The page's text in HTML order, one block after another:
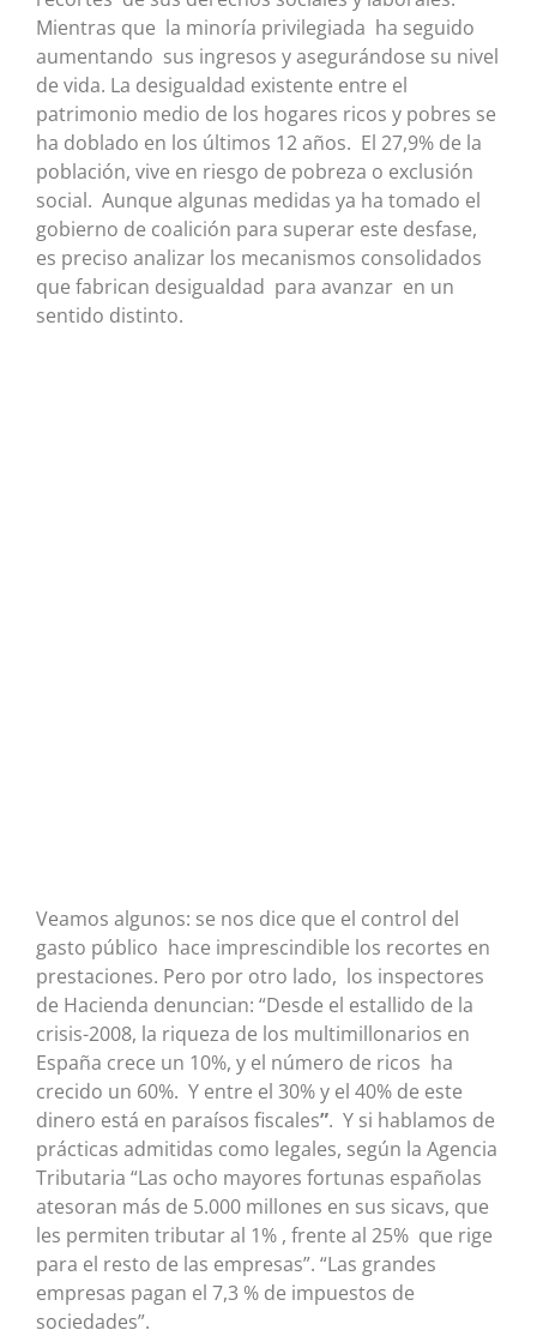
Mientras que la minoría privilegiada ha seguido
aumentando sus ingresos y asegurándose su nivel
de vida. La desigualdad existente entre el
patrimonio medio de los hogares ricos y pobres se
ha doblado en los últimos 12 años. El 27,9% de la
población, vive en riesgo de pobreza o exclusión
social. Aunque algunas medidas ya ha tomado el
gobierno de coalición para superar este desfase,
es preciso analizar los mecanismos consolidados
que fabrican desigualdad para avanzar en un
sentido distinto.
Veamos algunos: se nos dice que el control del
gasto público hace imprescindible los recortes en
prestaciones. Pero por otro lado, los inspectores
de Hacienda denuncian: “Desde el estallido de la
crisis-2008, la riqueza de los multimillonarios en
España crece un 10%, y el número de ricos ha
crecido un 60%. Y entre el 30% y el 40% de este
dinero está en paraísos fiscales”. Y si hablamos de
prácticas admitidas como legales, según la Agencia
Tributaria “Las ocho mayores fortunas españolas
atesoran más de 5.000 millones en sus sicavs, que
les permiten tributar al 1% , frente al 25% que rige
para el resto de las empresas”. “Las grandes
empresas pagan el 7,3 % de impuestos de
sociedades”.